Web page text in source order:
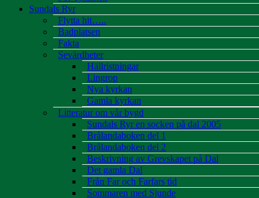
Sundals Ryr
Flytta hit…..
Badplatsen
Fakta
Sevärdheter
Hällristningar
Lingrop
Nya kyrkan
Gamla kyrkan
Litteratur om vår bygd
Sundals Ryr en socken på dal 2005
Brålandaboken del 1
Brålandaboken del 2
Beskrivning av Grevskapet på Dal
Det gamla Dal
Från Far och Farfars tid
Sommaren med Sjunde